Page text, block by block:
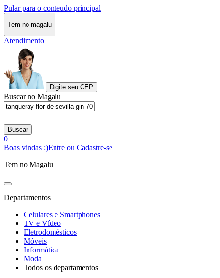
Pular para o conteudo principal
Tem no magalu
Atendimento
Digite seu CEP
Buscar no Magalu
Buscar
0
Boas vindas :)Entre ou Cadastre-se
Tem no Magalu
Departamentos
Celulares e Smartphones
TV e Vídeo
Eletrodomésticos
Móveis
Informática
Moda
Todos os departamentos